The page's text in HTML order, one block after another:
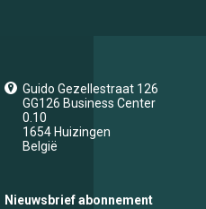
Guido Gezellestraat 126
GG126 Business Center
0.10
1654 Huizingen
België
Nieuwsbrief abonnement